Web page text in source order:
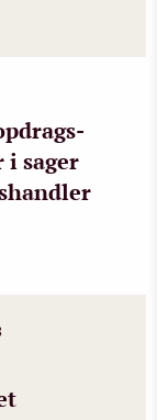
i sager